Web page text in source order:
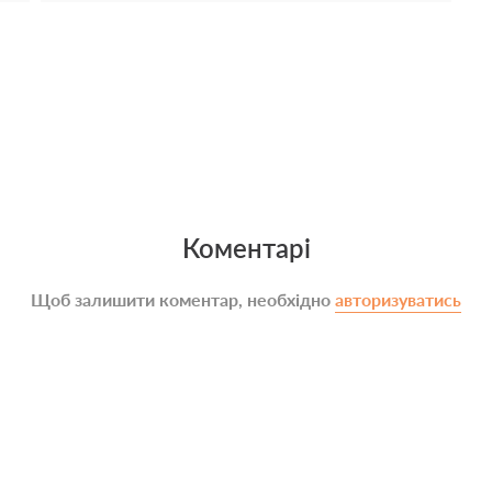
Коментарі
Щоб залишити коментар, необхідно авторизуватись